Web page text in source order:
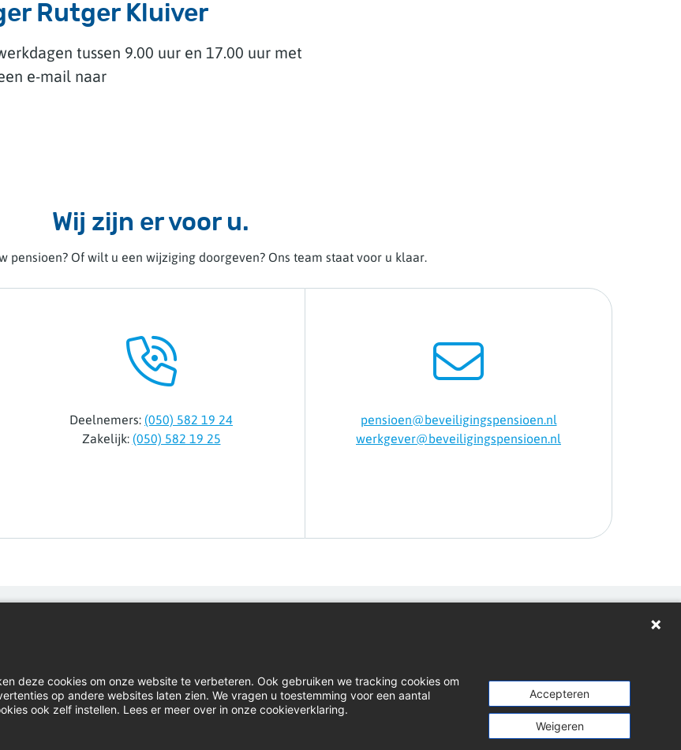
Rutger Kluiver
tussen 9.00 uur en 17.00 uur met
e-mail naar
Wij zijn er voor u.
pensioen? Of wilt u een wijziging doorgeven? Ons team staat voor u klaar.
Deelnemers: (050) 582 19 24
Zakelijk: (050) 582 19 25
pensioen@beveiligingspensioen.nl
werkgever@beveiligingspensioen.nl
Actueel
Video's
Klacht indienen
LinkedIn
deze cookies om onze website te verbeteren. Ook gebruiken we tracking cookies om
op andere websites laten zien. We vragen u toestemming voor een aantal
ook zelf instellen. Lees er meer over in onze cookieverklaring.
Accepteren
Weigeren